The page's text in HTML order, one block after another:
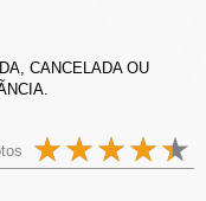
CANCELADA OU